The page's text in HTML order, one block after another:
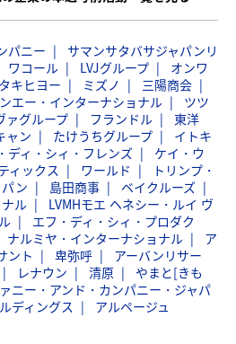
パニー
サマンサタバサジャパンリ
ワコール LVJグループ
オンワ
タキヒヨー ミズノ
三陽商会
エー・インターナショナル
ツツ
ァグループ フランドル
東洋
ャン たけうちグループ
イトキ
ディ・シィ・フレンズ
ケイ・ウ
ィックス ワールド
トリンプ・
ン
島田商事
ベイクルーズ
ル
LVMHモエ ヘネシー・ルイ ヴ
エフ・ディ・シィ・プロダク
ナルミヤ・インターナショナル
ア
ント 卑弥呼
アーバンリサー
レナウン 清原
やまと[きも
ニー・アンド・カンパニー・ジャパ
ディングス アルページュ